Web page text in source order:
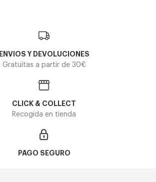
ENVIOS Y DEVOLUCIONES
Gratuitas a partir de 30€
CLICK & COLLECT
Recogida en tienda
PAGO SEGURO